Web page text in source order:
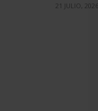
21 JULIO, 2026